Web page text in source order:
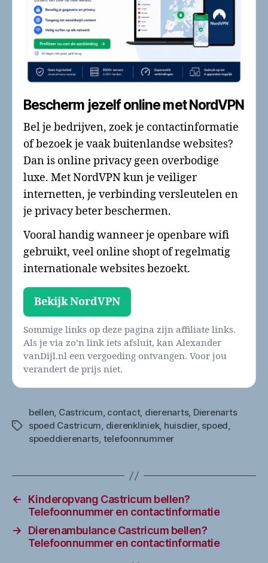
Bescherm jezelf online met NordVPN
Bel je bedrijven, zoek je contactinformatie
of bezoek je vaak buitenlandse websites?
Dan is online privacy geen overbodige
luxe. Met NordVPN kun je veiliger
internetten, je verbinding versleutelen en
je privacy beter beschermen.
Vooral handig wanneer je openbare wifi
gebruikt, veel online shopt of regelmatig
internationale websites bezoekt.
Bekijk NordVPN
Sommige links op deze pagina zijn affiliate links.
Als je via zo’n link iets afsluit, kan Alexander
vanDijl.nl een vergoeding ontvangen. Voor jou
verandert de prijs niet.
Tags
bellen, Castricum, contact, dierenarts, Dierenarts
spoed Castricum, dierenkliniek, huisdier, spoed,
spoeddierenarts, telefoonnummer
←
Kinderopvang Castricum bellen?
Telefoonnummer en contactinformatie
→
Dierenambulance Castricum bellen?
Telefoonnummer en contactinformatie